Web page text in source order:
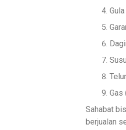
Gula
Susu
Telur
Gas
Sahabat
berjualan